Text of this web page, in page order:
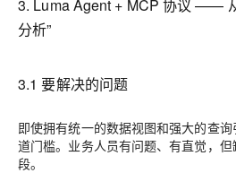
3. Luma Agent + MCP 协议 ——
分析”
3.1 要解决的问题
即使拥有统一的数据视图和强大的查询
道门槛。业务人员有问题、有直觉，
段。